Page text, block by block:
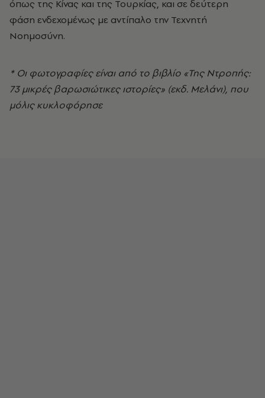
όπως της Κίνας και της Τουρκίας, και σε δεύτερη
φάση ενδεχομένως με αντίπαλο την Τεχνητή
Νοημοσύνη.
* Οι φωτογραφίες είναι από το βιβλίο «Της Ντροπής:
73 μικρές βαρωσιώτικες ιστορίες» (εκδ. Μελάνι), που
μόλις κυκλοφόρησε